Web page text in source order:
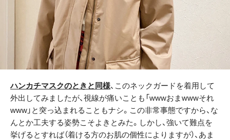
ハンカチマスクのときと同様、このネックガードを着用して
外出してみましたが、視線が痛いことも「wwwおまwwwそれ
www」と突っ込まれることもナシ。この非常事態ですから、な
んとか工夫する姿勢こそよきとみた。しかし、強いて難点を
挙げるとすれば（着ける方のお肌の個性によりますが）、あま